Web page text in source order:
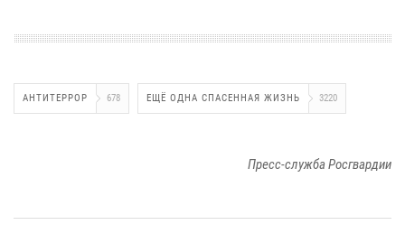
АНТИТЕРРОР 678 ЕЩЁ ОДНА СПАСЕННАЯ ЖИЗНЬ 3220
Пресс-служба Росгвардии